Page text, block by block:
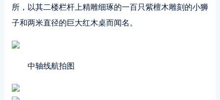
所，以其二楼栏杆上精雕细琢的一百只紫檀木雕刻的小狮
子和两米直径的巨大红木桌而闻名。
中轴线航拍图